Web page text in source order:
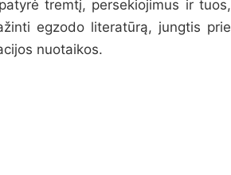
tremtį, persekiojimus ir tuos,
egzodo literatūrą, jungtis prie
nuotaikos.